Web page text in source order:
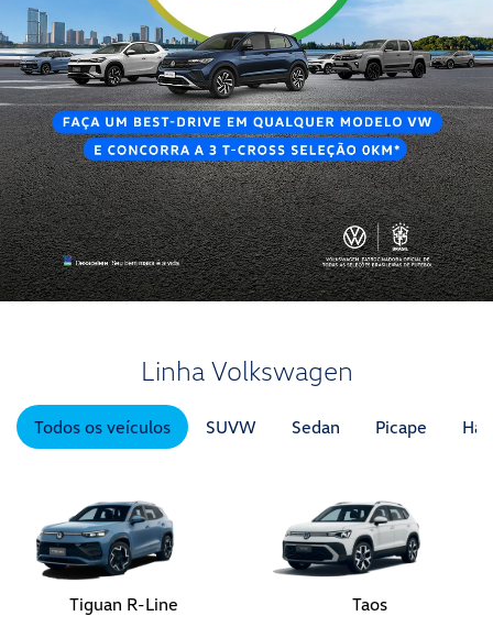
Linha Volkswagen
Todos os veículos SUVW Sedan Picape
Tiguan R-Line Taos